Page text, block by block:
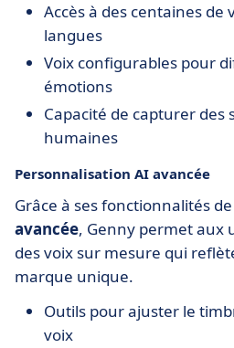
Accès à des centaines de
langues
Voix configurables pour
émotions
Capacité de capturer des
humaines
Personnalisation AI avancée
Grâce à ses fonctionnalités de
avancée, Genny permet aux
des voix sur mesure qui
marque unique.
Outils pour ajuster le
voix